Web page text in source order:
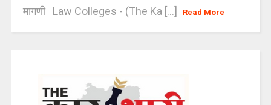
मागणी Law Colleges - (The Ka [...]
Read More